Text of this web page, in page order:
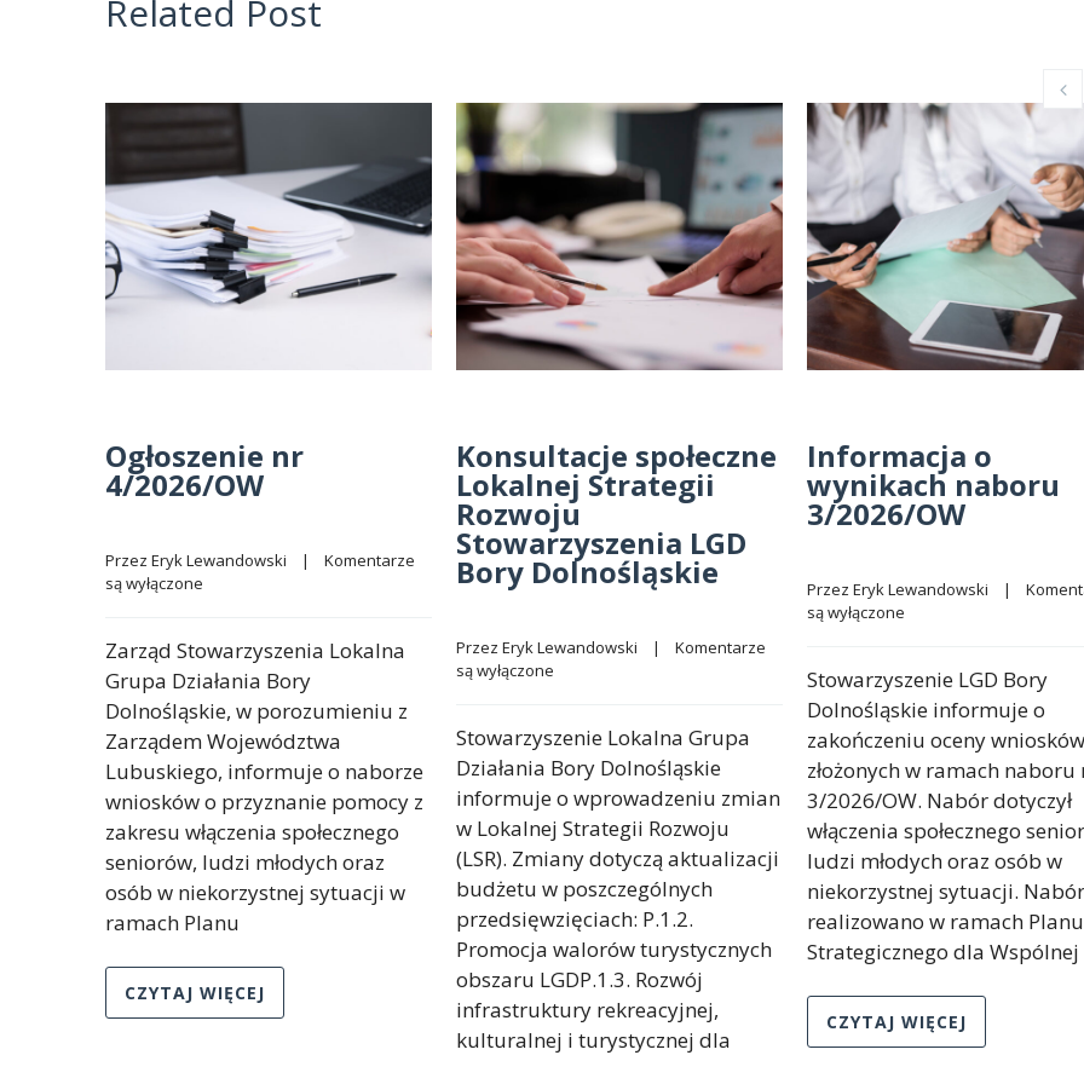
Related Post
Ogłoszenie nr
4/2026/OW
Przez Eryk Lewandowski
    |
Komentarze
są wyłączone
Zarząd Stowarzyszenia Lokalna
Grupa Działania Bory
Dolnośląskie, w porozumieniu z
Zarządem Województwa
Lubuskiego, informuje o naborze
wniosków o przyznanie pomocy z
zakresu włączenia społecznego
seniorów, ludzi młodych oraz
osób w niekorzystnej sytuacji w
ramach Planu
CZYTAJ WIĘCEJ
Konsultacje społeczne
Lokalnej Strategii
Rozwoju
Stowarzyszenia LGD
Bory Dolnośląskie
Przez Eryk Lewandowski
    |
Komentarze
są wyłączone
Stowarzyszenie Lokalna Grupa
Działania Bory Dolnośląskie
informuje o wprowadzeniu zmian
w Lokalnej Strategii Rozwoju
(LSR). Zmiany dotyczą aktualizacji
budżetu w poszczególnych
przedsięwzięciach: P.1.2.
Promocja walorów turystycznych
obszaru LGDP.1.3. Rozwój
infrastruktury rekreacyjnej,
kulturalnej i turystycznej dla
Informacja o
wynikach naboru
3/2026/OW
Przez Eryk Lewandowski
    |
są wyłączone
Stowarzyszenie LGD Bory
Dolnośląskie informuje o
zakończeniu oceny wniosków
złożonych w ramach naboru
3/2026/OW. Nabór dotyczył
włączenia społecznego
ludzi młodych oraz osób w
niekorzystnej sytuacji. Nabór
realizowano w ramach Planu
Strategicznego dla Wspólnej
CZYTAJ WIĘCEJ